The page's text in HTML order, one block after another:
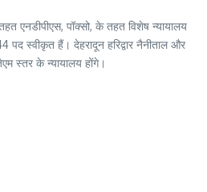
एनडीपीएस, पॉक्सो, के तहत विशेष न्यायालय
पद स्वीकृत हैं। देहरादून हरिद्वार नैनीताल और
स्तर के न्यायालय होंगे।